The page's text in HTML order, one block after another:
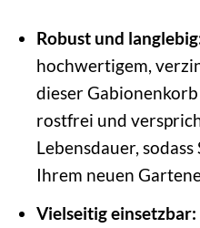
Robust und
hochwertigem,
dieser
rostfrei und
Lebensdauer,
Ihrem neuen
Vielseitig einsetzbar: